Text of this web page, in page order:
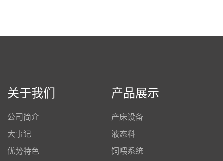
关于我们
公司简介
大事记
优势特色
产品展示
产床设备
液态料
饲喂系统